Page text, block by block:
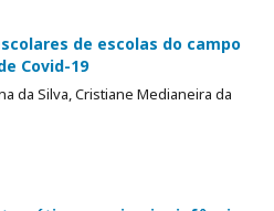
de escolas do campo
Covid-19
da Silva, Cristiane Medianeira da